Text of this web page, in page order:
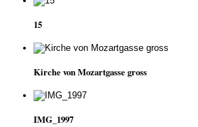
15
Kirche von Mozartgasse gross
IMG_1997